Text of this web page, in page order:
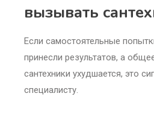
вызывать
Если самостоятельные
принесли результатов, а
сантехники ухудшается, это
специалисту.